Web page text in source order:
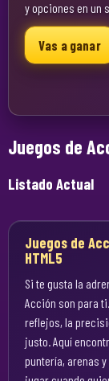
y opciones en un
Vas a ganar
Juegos de
Listado Actual
Juegos de
HTML5
Si te gusta la
Acción son para
reflejos, la
justo. Aquí
puntería, arenas